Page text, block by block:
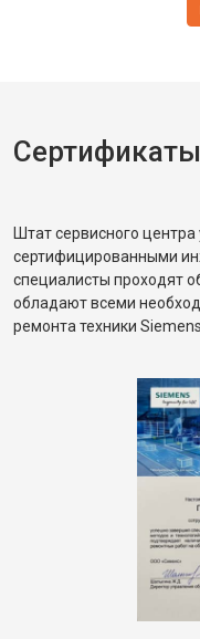
Штат сервисного
сертифицированными
специалисты проходят
обладают всеми
ремонта техники